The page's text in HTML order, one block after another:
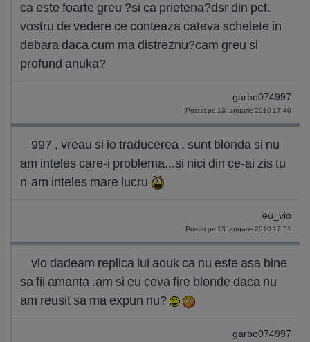
ca este foarte greu ?si ca prietena?dsr din pct.
vostru de vedere ce conteaza cateva schelete in
debara daca cum ma distreznu?cam greu si
profund anuka?
garbo074997
Postat pe 13 Ianuarie 2010 17:40
997 , vreau si io traducerea . sunt blonda si nu
am inteles care-i problema...si nici din ce-ai zis tu
n-am inteles mare lucru
eu_vio
Postat pe 13 Ianuarie 2010 17:51
vio dadeam replica lui aouk ca nu este asa bine
sa fii amanta .am si eu ceva fire blonde daca nu
am reusit sa ma expun nu?
garbo074997